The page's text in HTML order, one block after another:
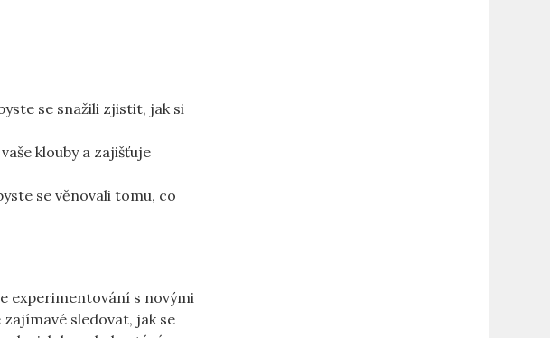
se snažili zjistit, jak si
klouby a zajišťuje
se věnovali tomu, co
experimentování s novými
sledovat, jak se